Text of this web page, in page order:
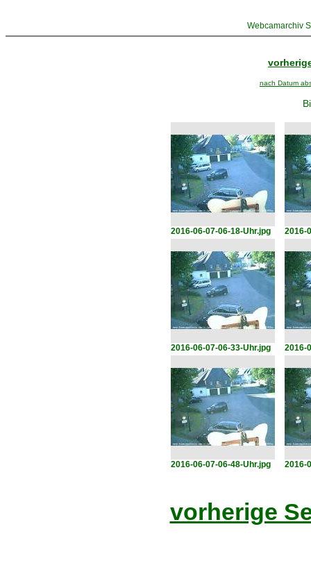
Webcamarchiv
nach Datum
2016-06-07-06-18-Uhr.jpg 2016-
2016-06-07-06-33-Uhr.jpg 2016-
2016-06-07-06-48-Uhr.jpg 2016-
vorherige